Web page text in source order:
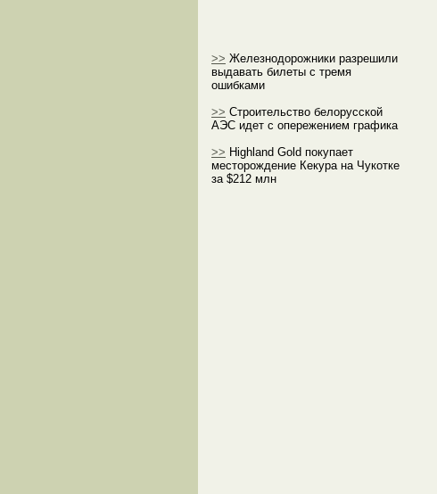
>> Железнодорожники разрешили
выдавать билеты с тремя
ошибками
>> Строительство белорусской
АЭС идет с опережением графика
>> Highland Gold покупает
месторождение Кекура на Чукотке
за $212 млн